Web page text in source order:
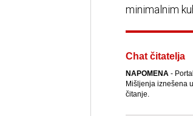
minimalnim
Chat čitatelja
NAPOMENA-
Mišljenja iznešena
čitanje.